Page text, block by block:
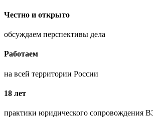
Честно и открыто
обсуждаем перспективы дела
Работаем
на всей территории России
18 лет
практики юридического сопровождения